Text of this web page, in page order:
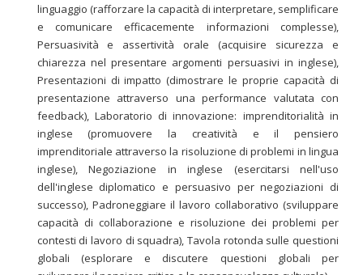
linguaggio (rafforzare la capacità di interpretare, semplificare
e comunicare efficacemente informazioni complesse),
Persuasività e assertività orale (acquisire sicurezza e
chiarezza nel presentare argomenti persuasivi in inglese),
Presentazioni di impatto (dimostrare le proprie capacità di
presentazione attraverso una performance valutata con
feedback), Laboratorio di innovazione: imprenditorialità in
inglese (promuovere la creatività e il pensiero
imprenditoriale attraverso la risoluzione di problemi in lingua
inglese), Negoziazione in inglese (esercitarsi nell'uso
dell'inglese diplomatico e persuasivo per negoziazioni di
successo), Padroneggiare il lavoro collaborativo (sviluppare
capacità di collaborazione e risoluzione dei problemi per
contesti di lavoro di squadra), Tavola rotonda sulle questioni
globali (esplorare e discutere questioni globali per